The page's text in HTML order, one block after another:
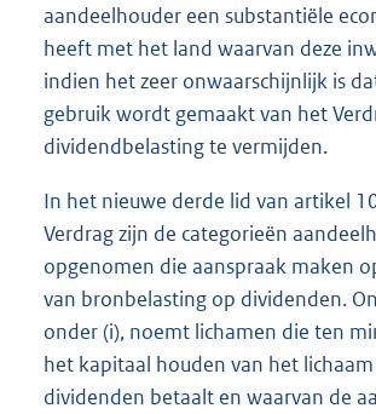
aandeelhouder een substantiële
heeft met het land waarvan deze
indien het zeer onwaarschijnlijk is
gebruik wordt gemaakt van het
dividendbelasting te vermijden.
In het nieuwe derde lid van artikel
Verdrag zijn de categorieën
opgenomen die aanspraak maken
van bronbelasting op dividenden.
onder (i), noemt lichamen die ten
het kapitaal houden van het
dividenden betaalt en waarvan de